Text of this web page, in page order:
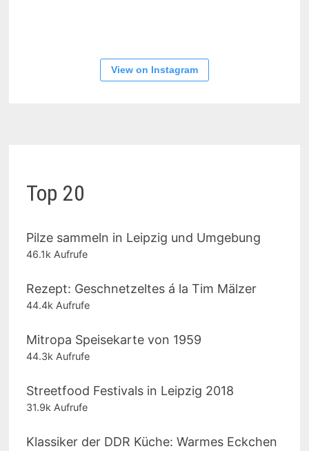
View on Instagram
Top 20
Pilze sammeln in Leipzig und Umgebung
46.1k Aufrufe
Rezept: Geschnetzeltes á la Tim Mälzer
44.4k Aufrufe
Mitropa Speisekarte von 1959
44.3k Aufrufe
Streetfood Festivals in Leipzig 2018
31.9k Aufrufe
Klassiker der DDR Küche: Warmes Eckchen